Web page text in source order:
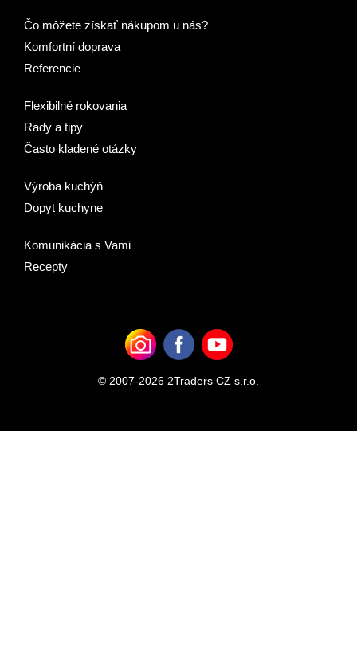
Čo môžete získať nákupom u nás?
Komfortní doprava
Referencie
Flexibilné rokovania
Rady a tipy
Často kladené otázky
Výroba kuchýň
Dopyt kuchyne
Komunikácia s Vami
Recepty
© 2007-2026 2Traders CZ s.r.o.